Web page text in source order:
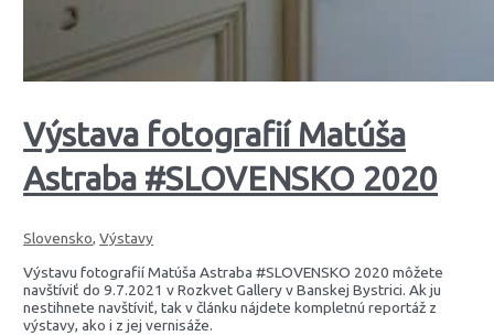
Výstava fotografií Matúša
Astraba #SLOVENSKO 2020
Slovensko,Výstavy
Výstavu fotografií Matúša Astraba #SLOVENSKO 2020 môžete
navštíviť do 9.7.2021 v Rozkvet Gallery v Banskej Bystrici. Ak ju
nestihnete navštíviť, tak v článku nájdete kompletnú reportáž z
výstavy, ako i z jej vernisáže.